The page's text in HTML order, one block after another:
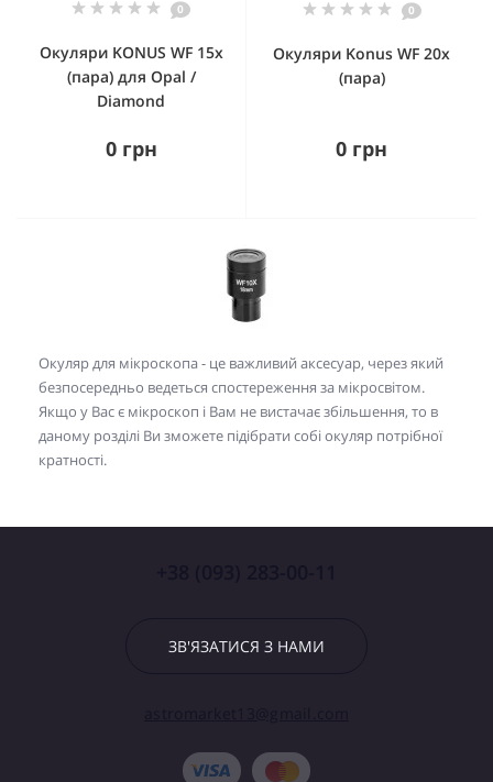
0
Окуляри KONUS WF 15x
(пара) для Opal /
Diamond
0 грн
0
Окуляри Konus WF 20x
(пара)
0 грн
Окуляр для мікроскопа - це важливий аксесуар, через який
безпосередньо ведеться спостереження за мікросвітом.
Якщо у Вас є мікроскоп і Вам не вистачає збільшення, то в
даному розділі Ви зможете підібрати собі окуляр потрібної
кратності.
ЗВ'ЯЗАТИСЯ З НАМИ